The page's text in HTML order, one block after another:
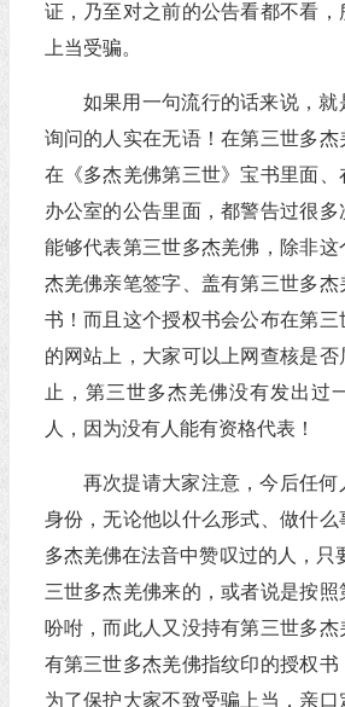
证，乃至对之前的公告看都不看，
上当受骗。
如果用一句流行的话来说，
询问的人实在无语！在第三世多杰
在《多杰羌佛第三世》宝书里面、
办公室的公告里面，都警告过很多
能够代表第三世多杰羌佛，除非这
杰羌佛亲笔签字、盖有第三世多杰
书！而且这个授权书会公布在第三
的网站上，大家可以上网查核是
止，第三世多杰羌佛没有发出过
人，因为没有人能有资格代表！
再次提请大家注意，今后任何
身份，无论他以什么形式、做什
多杰羌佛在法音中赞叹过的人，只
三世多杰羌佛来的，或者说是按
吩咐，而此人又没持有第三世多
有第三世多杰羌佛指纹印的授权书
为了保护大家不致受骗上当，亲